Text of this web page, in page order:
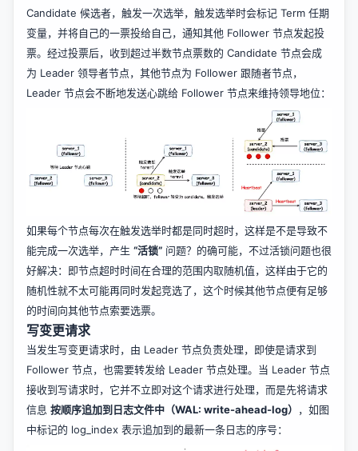
Candidate 候选者，触发一次选举，触发选举时会标记 Term 任期
变量，并将自己的一票投给自己，通知其他 Follower 节点发起投
票。经过投票后，收到超过半数节点票数的 Candidate 节点会成
为 Leader 领导者节点，其他节点为 Follower 跟随者节点，
Leader 节点会不断地发送心跳给 Follower 节点来维持领导地位：
如果每个节点每次在触发选举时都是同时超时，这样是不是导致不
能完成一次选举，产生 “活锁” 问题？的确可能，不过活锁问题也很
好解决：即节点超时时间在合理的范围内取随机值，这样由于它的
随机性就不太可能再同时发起竞选了，这个时候其他节点便有足够
的时间向其他节点索要选票。
写变更请求
当发生写变更请求时，由 Leader 节点负责处理，即使是请求到
Follower 节点，也需要转发给 Leader 节点处理。当 Leader 节点
接收到写请求时，它并不立即对这个请求进行处理，而是先将请求
信息 按顺序追加到日志文件中（WAL: write-ahead-log）
，如图
中标记的 log_index 表示追加到的最新一条日志的序号：